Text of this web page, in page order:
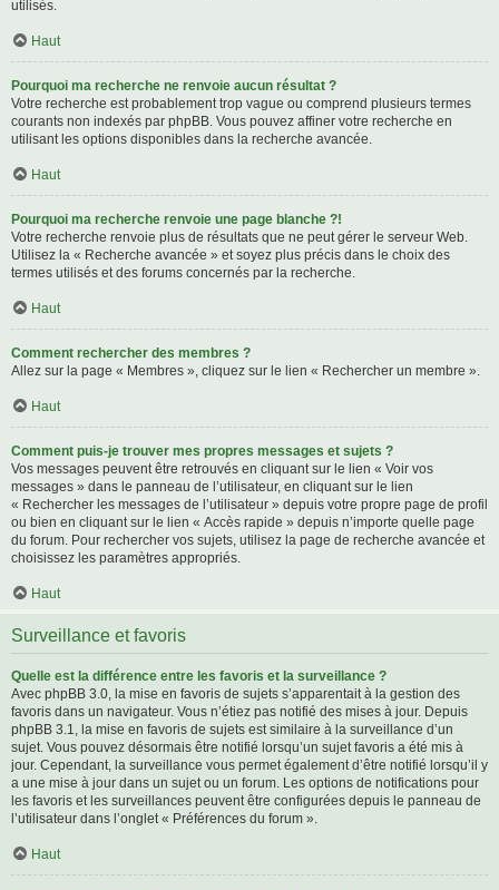
utilisés.
Haut
Pourquoi ma recherche ne renvoie aucun résultat ?
Votre recherche est probablement trop vague ou comprend plusieurs termes
courants non indexés par phpBB. Vous pouvez affiner votre recherche en
utilisant les options disponibles dans la recherche avancée.
Haut
Pourquoi ma recherche renvoie une page blanche ?!
Votre recherche renvoie plus de résultats que ne peut gérer le serveur Web.
Utilisez la « Recherche avancée » et soyez plus précis dans le choix des
termes utilisés et des forums concernés par la recherche.
Haut
Comment rechercher des membres ?
Allez sur la page « Membres », cliquez sur le lien « Rechercher un membre ».
Haut
Comment puis-je trouver mes propres messages et sujets ?
Vos messages peuvent être retrouvés en cliquant sur le lien « Voir vos
messages » dans le panneau de l’utilisateur, en cliquant sur le lien
« Rechercher les messages de l’utilisateur » depuis votre propre page de profil
ou bien en cliquant sur le lien « Accès rapide » depuis n’importe quelle page
du forum. Pour rechercher vos sujets, utilisez la page de recherche avancée et
choisissez les paramètres appropriés.
Haut
Surveillance et favoris
Quelle est la différence entre les favoris et la surveillance ?
Avec phpBB 3.0, la mise en favoris de sujets s’apparentait à la gestion des
favoris dans un navigateur. Vous n’étiez pas notifié des mises à jour. Depuis
phpBB 3.1, la mise en favoris de sujets est similaire à la surveillance d’un
sujet. Vous pouvez désormais être notifié lorsqu’un sujet favoris a été mis à
jour. Cependant, la surveillance vous permet également d’être notifié lorsqu’il y
a une mise à jour dans un sujet ou un forum. Les options de notifications pour
les favoris et les surveillances peuvent être configurées depuis le panneau de
l’utilisateur dans l’onglet « Préférences du forum ».
Haut